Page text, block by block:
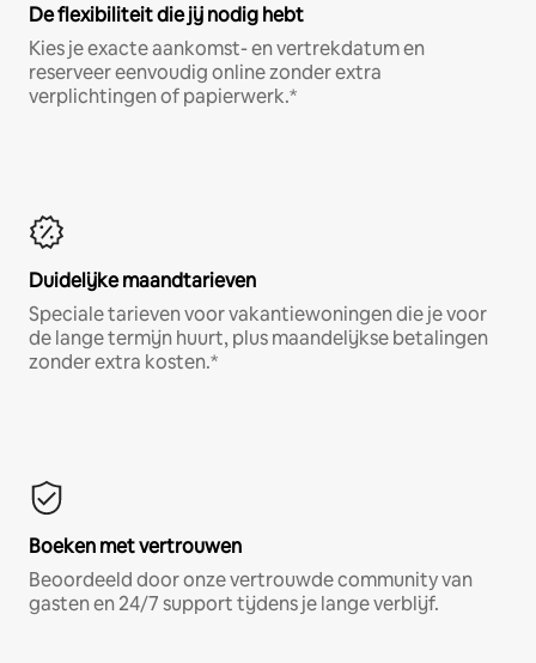
De flexibiliteit die jij nodig hebt
Kies je exacte aankomst- en vertrekdatum en
reserveer eenvoudig online zonder extra
verplichtingen of papierwerk.*
Duidelijke maandtarieven
Speciale tarieven voor vakantiewoningen die je voor
de lange termijn huurt, plus maandelijkse betalingen
zonder extra kosten.*
Boeken met vertrouwen
Beoordeeld door onze vertrouwde community van
gasten en 24/7 support tijdens je lange verblijf.